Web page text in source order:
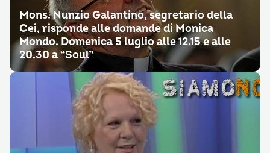
Mons. Nunzio Galantino, segretario della
Cei, risponde alle domande di Monica
Mondo. Domenica 5 luglio alle 12.15 e alle
20.30 a “Soul”